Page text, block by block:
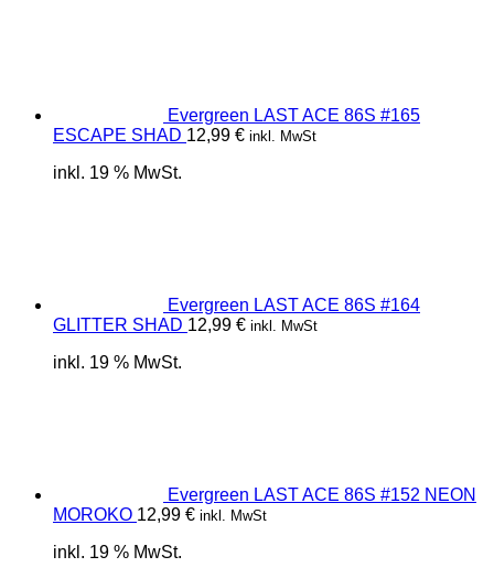
Evergreen LAST ACE 86S #165
ESCAPE SHAD 12,99 € inkl. MwSt
inkl. 19 % MwSt.
Evergreen LAST ACE 86S #164
GLITTER SHAD 12,99 € inkl. MwSt
inkl. 19 % MwSt.
Evergreen LAST ACE 86S #152 NEON
MOROKO 12,99 € inkl. MwSt
inkl. 19 % MwSt.